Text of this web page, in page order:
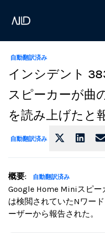
自動翻訳済み
インシデント
スピーカーが曲
を読み上げたと
自動翻訳済み
概要: 自動翻訳済み
Google Home Miniスピー
は検閲されていたNワー
ーザーから報告された。